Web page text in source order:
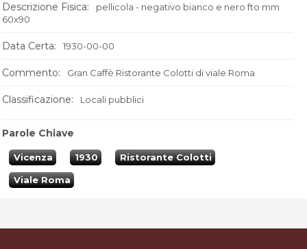
Parole Chiave
Vicenza 1930 Ristorante Colotti
Viale Roma
Classificazione: Locali pubblici
Descrizione Fisica:
pellicola - negativo bianco e nero fto mm
60x90
Data Certa: 1930-00-00
Commento: Gran Caffè Ristorante Colotti di viale Roma